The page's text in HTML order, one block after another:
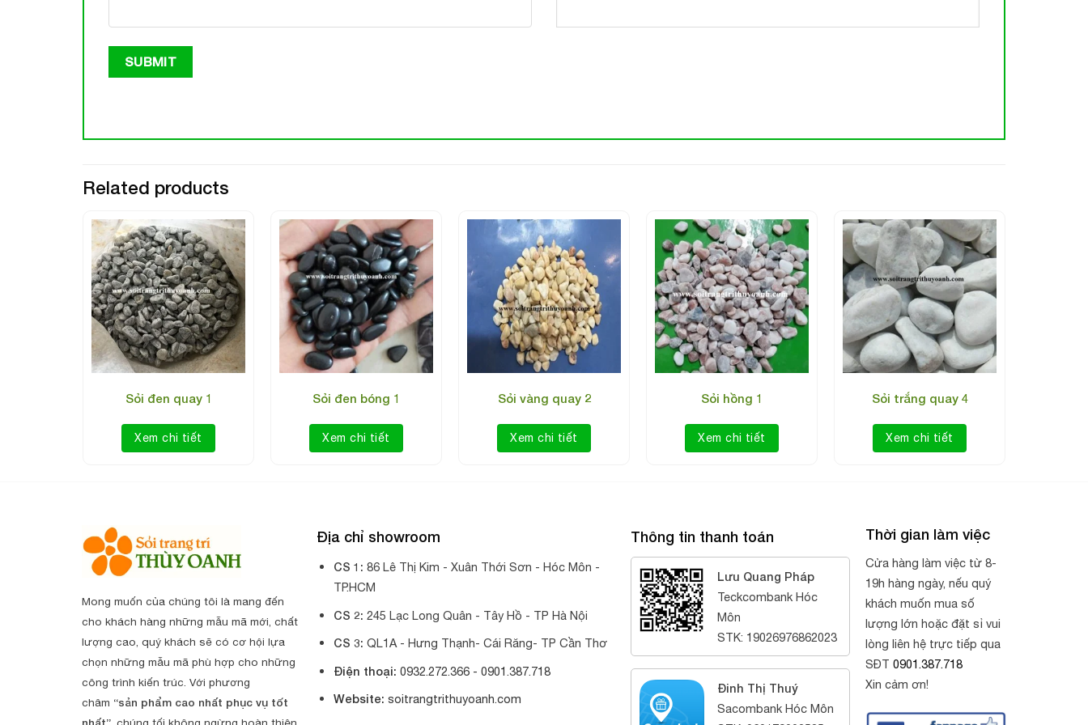
Related products
Sỏi đen quay 1
Xem chi tiết
Sỏi đen bóng 1
Xem chi tiết
Sỏi vàng quay 2
Xem chi tiết
Sỏi hồng 1
Xem chi tiết
Sỏi trắng quay 4
Xem chi tiết
Mong muốn của chúng tôi là mang đến
cho khách hàng những mẫu mã mới, chất
lượng cao, quý khách sẽ có cơ hội lựa
chọn những mẫu mã phù hợp cho những
công trình kiến trúc. Với phương
châm “sản phẩm cao nhất phục vụ tốt
nhất”, chúng tối không ngừng hoàn thiện
Địa chỉ showroom
CS 1: 86 Lê Thị Kim - Xuân Thới Sơn - Hóc Môn -
TP.HCM
CS 2: 245 Lạc Long Quân - Tây Hồ - TP Hà Nội
CS 3: QL1A - Hưng Thạnh- Cái Răng- TP Cần Thơ
Điện thoại: 0932.272.366 - 0901.387.718
Website: soitrangtrithuyoanh.com
Thông tin thanh toán
Lưu Quang Pháp
Teckcombank Hóc
Môn
STK: 19026976862023
Đinh Thị Thuý
Sacombank Hóc Môn
Thời gian làm việc
Cửa hàng làm việc từ 8-
19h hàng ngày, nếu quý
khách muốn mua số
lượng lớn hoặc đặt sỉ vui
lòng liên hệ trực tiếp qua
SĐT0901.387.718
Xin cảm ơn!